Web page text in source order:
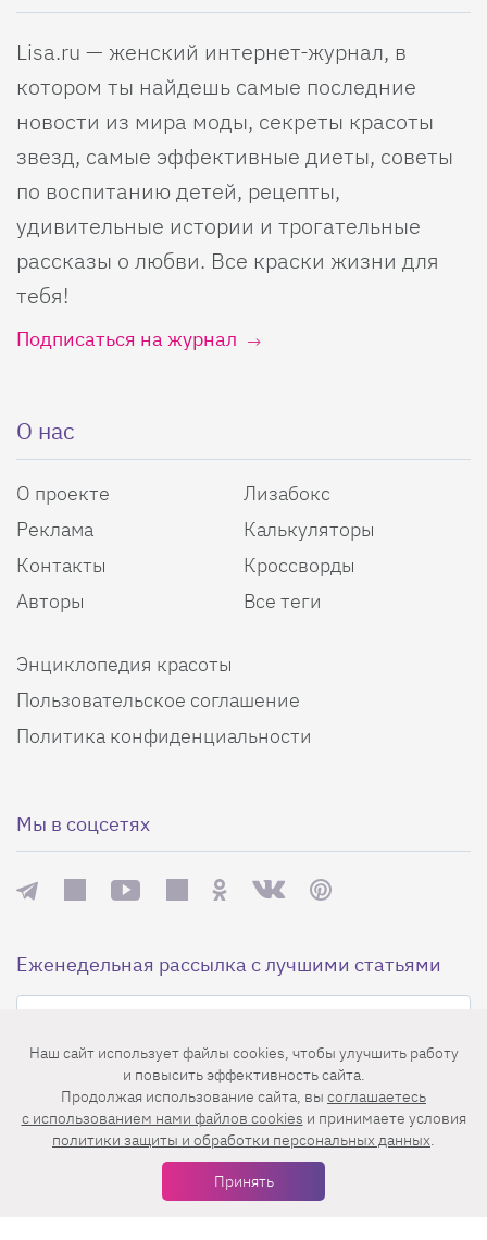
Lisa.ru — женский интернет-журнал, в
котором ты найдешь самые последние
новости из мира моды, секреты красоты
звезд, самые эффективные диеты, советы
по воспитанию детей, рецепты,
удивительные истории и трогательные
рассказы о любви. Все краски жизни для
тебя!
Подписаться на журнал
О нас
О проекте
Реклама
Контакты
Авторы
Лизабокс
Калькуляторы
Кроссворды
Все теги
Энциклопедия красоты
Пользовательское соглашение
Политика конфиденциальности
Мы в соцсетях
Еженедельная рассылка с лучшими статьями
Нажимая на кнопку «Подписаться», вы принимаете условия
пользовательского соглашения,политики конфиденциальности
Наш сайт использует файлы cookies, чтобы улучшить работу
и повысить эффективность сайта.
Продолжая использование сайта, вы соглашаетесь
c использованием нами файлов cookies и принимаете условия
политики защиты и обработки персональных данных.
Принять